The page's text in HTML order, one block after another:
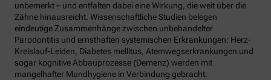
unbemerkt – und entfalten dabei eine Wirkung, die weit über die
Zähne hinausreicht. Wissenschaftliche Studien belegen
eindeutige Zusammenhänge zwischen unbehandelter
Parodontitis und ernsthaften systemischen Erkrankungen: Herz-
Kreislauf-Leiden, Diabetes mellitus, Atemwegserkrankungen und
sogar kognitive Abbauprozesse (Demenz) werden mit
mangelhafter Mundhygiene in Verbindung gebracht.